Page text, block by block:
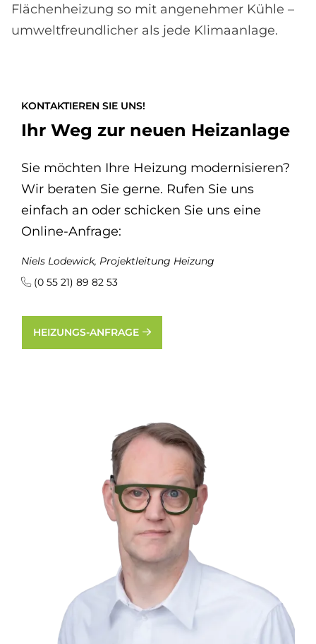
Flächenheizung so mit angenehmer Kühle –
umweltfreundlicher als jede Klimaanlage.
KONTAKTIEREN SIE UNS!
Ihr Weg zur neuen Heizanlage
Sie möchten Ihre Heizung modernisieren?
Wir beraten Sie gerne. Rufen Sie uns
einfach an oder schicken Sie uns eine
Online-Anfrage:
Niels Lodewick, Projektleitung Heizung
(0 55 21) 89 82 53
HEIZUNGS-ANFRAGE